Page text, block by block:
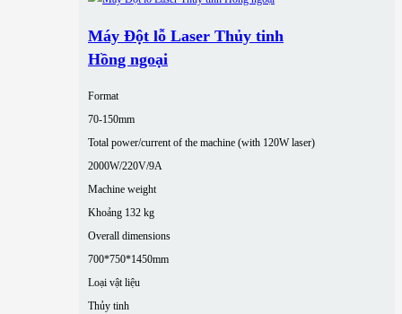
Máy Đột lỗ Laser Thủy tinh
Hồng ngoại
Format
70-150mm
Total power/current of the machine (with 120W laser)
2000W/220V/9A
Machine weight
Khoảng 132 kg
Overall dimensions
700*750*1450mm
Loại vật liệu
Thủy tinh